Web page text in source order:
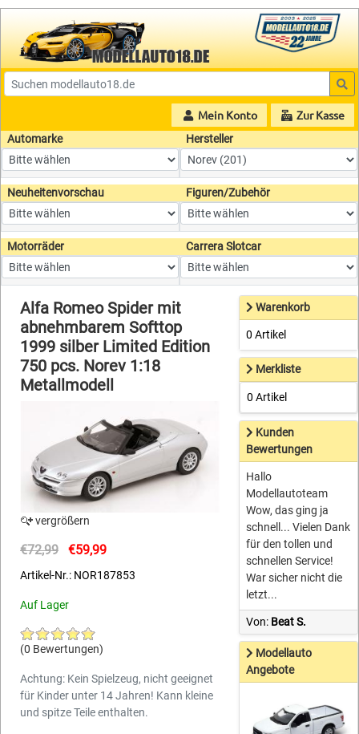
Mein Konto Zur Kasse
Automarke Hersteller
Neuheitenvorschau Figuren/Zubehör
Motorräder Carrera Slotcar
Alfa Romeo Spider mit
abnehmbarem Softtop
1999 silber Limited Edition
750 pcs. Norev 1:18
Metallmodell
vergrößern
€72,99 €59,99
Artikel-Nr.: NOR187853
Auf Lager
(0 Bewertungen)
Achtung: Kein Spielzeug, nicht geeignet
für Kinder unter 14 Jahren! Kann kleine
und spitze Teile enthalten.
Warenkorb
0 Artikel
Merkliste
0 Artikel
Kunden
Bewertungen
Hallo
Modellautoteam
Wow, das ging ja
schnell... Vielen Dank
für den tollen und
schnellen Service!
War sicher nicht die
letzt...
Von: Beat S.
Modellauto
Angebote